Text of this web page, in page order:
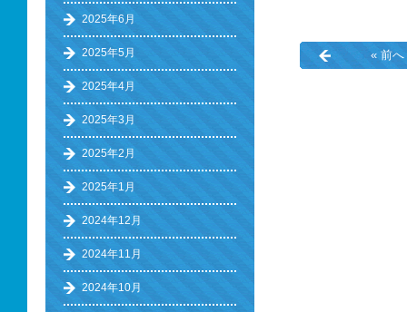
« 前へ
2025年6月
2025年5月
2025年4月
2025年3月
2025年2月
2025年1月
2024年12月
2024年11月
2024年10月